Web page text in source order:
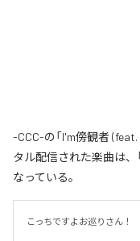
-CCC-の「I'm傍観者
タル配信された楽曲は、
なっている。
こっちですよお巡りさん！